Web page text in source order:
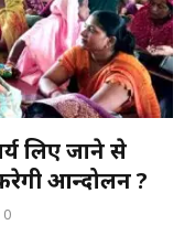
लिए जाने से
आन्दोलन ?
0